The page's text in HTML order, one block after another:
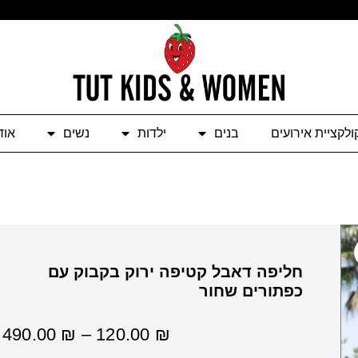
אירועים בנים ילדות נשים
חליפה דאבל קטיפה ירוק בקבוק עם
כפתורים שחור
120.00 ₪
–
490.00 ₪